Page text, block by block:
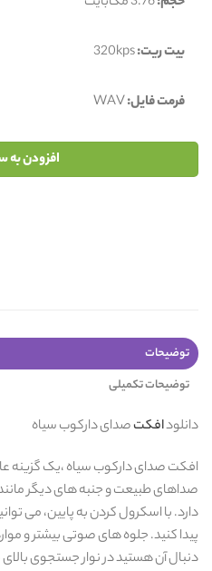
بیت ریت:320kps
فرمت فایل:WAV
افزودن به
توضیحات
توضیحات تکمیلی
دانلودافکتصدای دارکوب سیاه
افکت صدای دارکوب سیاه ،یک گزینه
صداهای طبیعت و جنبه های دیگر
دارد. با اسکرول کردن به پایین، می
پیدا کنید. جلوه های صوتی بیشتر و
دنبال آن هستید در نوار جستجوی